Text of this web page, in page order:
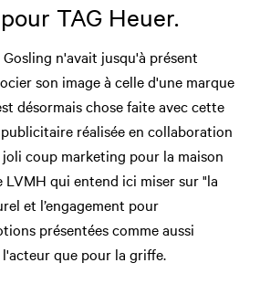
TAG Heuer.
n'avait jusqu'à présent
son image à celle d'une marque
désormais chose faite avec cette
réalisée en collaboration
joli coup marketing pour la maison
qui entend ici miser sur "la
et l’engagement pour
présentées comme aussi
que pour la griffe.